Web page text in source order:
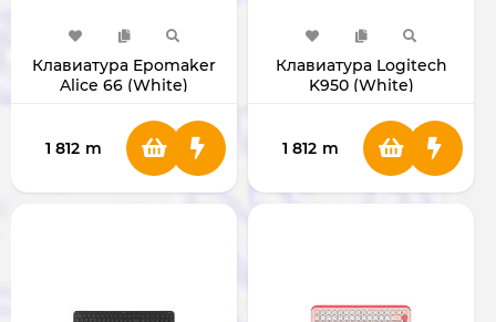
Клавиатура Epomaker
Alice 66 (White)
1 812 m
Клавиатура Logitech
K950 (White)
1 812 m